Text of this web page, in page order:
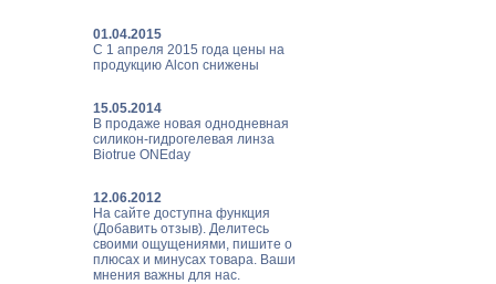
01.04.2015
С 1 апреля 2015 года цены на
продукцию Alcon снижены
15.05.2014
В продаже новая однодневная
силикон-гидрогелевая линза
Biotrue ONEday
12.06.2012
На сайте доступна функция
(Добавить отзыв). Делитесь
своими ощущениями, пишите о
плюсах и минусах товара. Ваши
мнения важны для нас.